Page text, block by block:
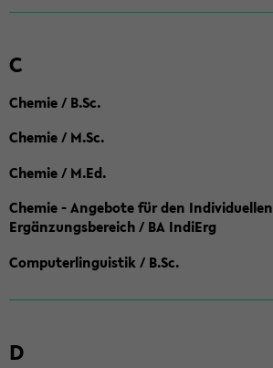
C
Chemie / B.Sc.
Chemie / M.Sc.
Chemie / M.Ed.
Chemie - Angebote für den Individuellen
Ergänzungsbereich / BA IndiErg
Computerlinguistik / B.Sc.
D